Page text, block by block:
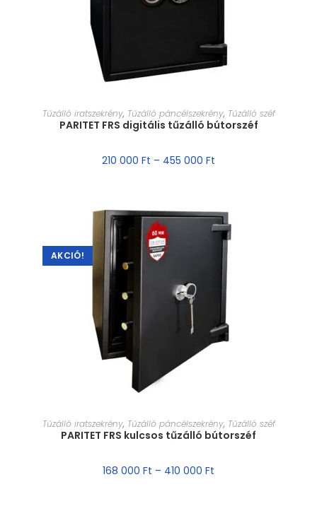
MÉRET VÁLASZTÁSA
Tűzálló iratszekrény, Tűzálló páncélszekrény, Tűzálló széf
PARITET FRS digitális tűzálló bútorszéf
210 000 Ft – 455 000 Ft
AKCIÓ!
MÉRET VÁLASZTÁSA
Tűzálló iratszekrény, Tűzálló páncélszekrény, Tűzálló széf
PARITET FRS kulcsos tűzálló bútorszéf
168 000 Ft – 410 000 Ft